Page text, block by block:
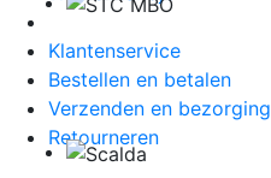
Klantenservice
Bestellen en betalen
Verzenden en bezorging
Retourneren